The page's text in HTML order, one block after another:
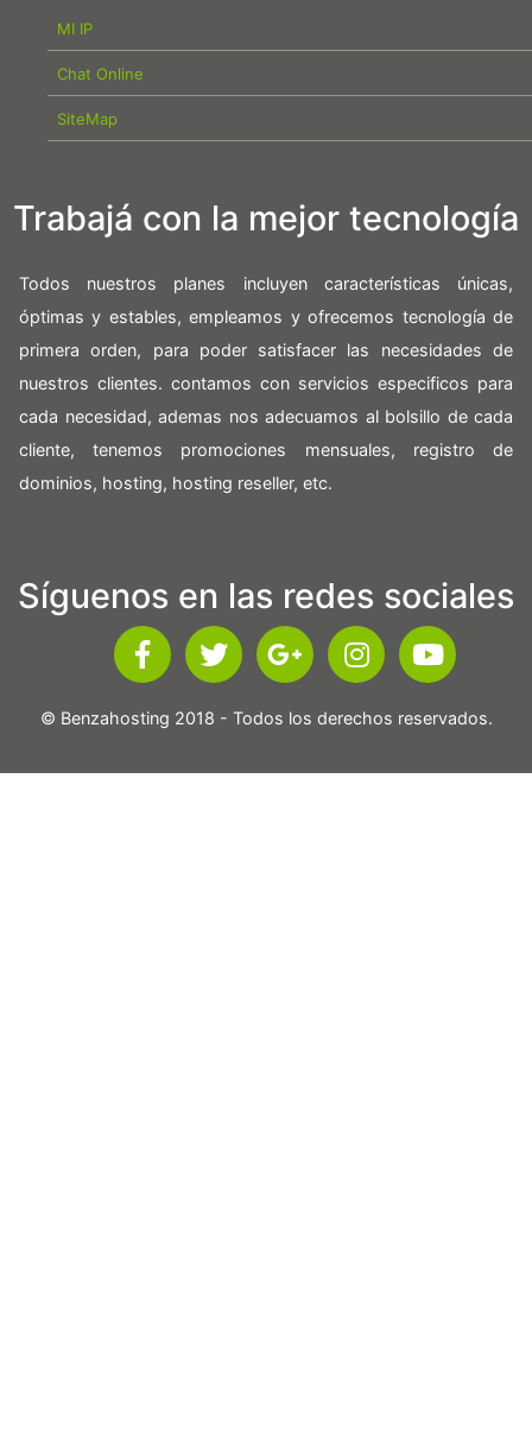
MI IP
Chat Online
SiteMap
Trabajá con la mejor tecnología
Todos nuestros planes incluyen características únicas,
óptimas y estables, empleamos y ofrecemos tecnología de
primera orden, para poder satisfacer las necesidades de
nuestros clientes. contamos con servicios especificos para
cada necesidad, ademas nos adecuamos al bolsillo de cada
cliente, tenemos promociones mensuales, registro de
dominios, hosting, hosting reseller, etc.
Síguenos en las redes sociales
© Benzahosting 2018 - Todos los derechos reservados.